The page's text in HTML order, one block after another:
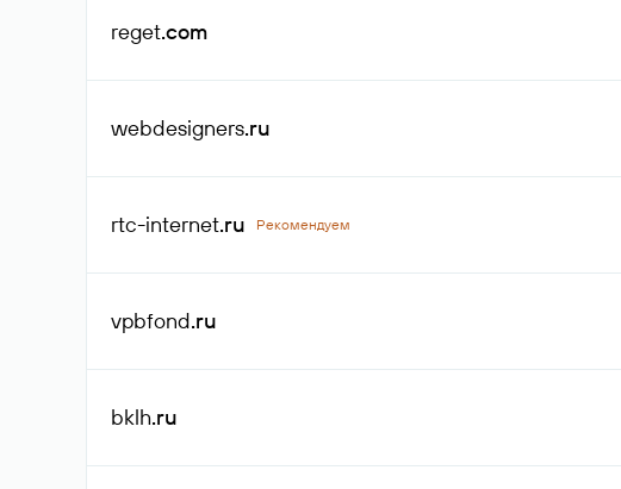
reget.com
webdesigners.ru
rtc-internet.ru Рекомендуем
vpbfond.ru
bklh.ru